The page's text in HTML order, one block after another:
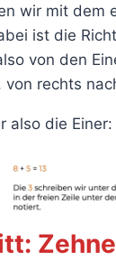
wir mit dem
ist die
von den
von rechts
also die Einer: